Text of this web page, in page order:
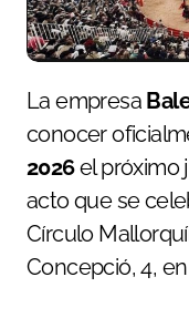
La empresa
conocer
2026el próximo
acto que se
Círculo
Concepció, 4,